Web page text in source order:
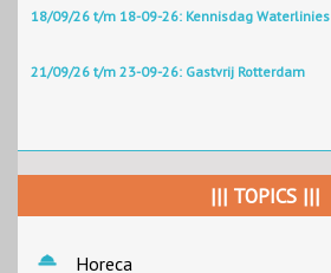
18/09/26 t/m 18-09-26: Kennisdag Waterlinies
21/09/26 t/m 23-09-26: Gastvrij Rotterdam
||| TOPICS |||
Horeca